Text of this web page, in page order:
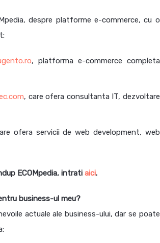
despre platforme e-commerce, cu o
, platforma e-commerce completa
, care ofera consultanta IT, dezvoltare
ofera servicii de web development, web
ECOMpedia, intrati aici.
business-ul meu?
actuale ale business-ului, dar se poate